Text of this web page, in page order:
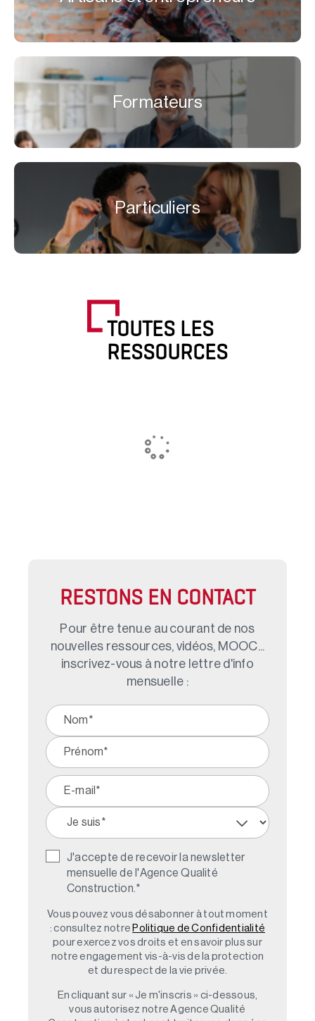
Formateurs
Particuliers
TOUTES LES
RESSOURCES
RESTONS EN CONTACT
Pour être tenu.e au courant de nos
nouvelles ressources, vidéos, MOOC...
inscrivez-vous à notre lettre d'info
mensuelle :
J'accepte de recevoir la newsletter
mensuelle de l'Agence Qualité
Construction. *
Vous pouvez vous désabonner à tout moment
: consultez notre Politique de Confidentialité
pour exercez vos droits et en savoir plus sur
notre engagement vis-à-vis de la protection
et du respect de la vie privée.
En cliquant sur « Je m'inscris » ci-dessous,
vous autorisez notre Agence Qualité